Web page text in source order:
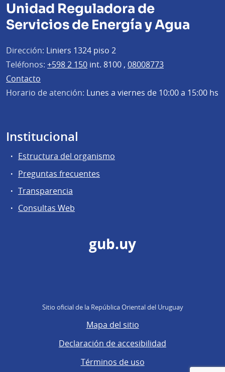
Unidad Reguladora de
Servicios de Energía y Agua
Dirección: Liniers 1324 piso 2
Teléfonos: +598 2 150 int. 8100 , 08008773
Contacto
Horario de atención: Lunes a viernes de 10:00 a 15:00 hs
Institucional
Estructura del organismo
Preguntas frecuentes
Transparencia
Consultas Web
gub.uy
Sitio oficial de la República Oriental del Uruguay
Mapa del sitio
Declaración de accesibilidad
Términos de uso